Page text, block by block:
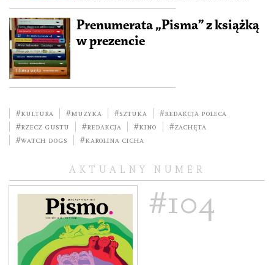
Prenumerata „Pisma” z książką
w prezencie
#kultura #muzyka #sztuka
#redakcja poleca
#rzecz gustu
#redakcja #kino
#Zachęta
#Watch Dogs
#Karolina Cicha
AKTUALNY NUMER
#104